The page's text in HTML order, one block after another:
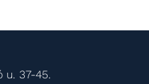
u. 37-45.